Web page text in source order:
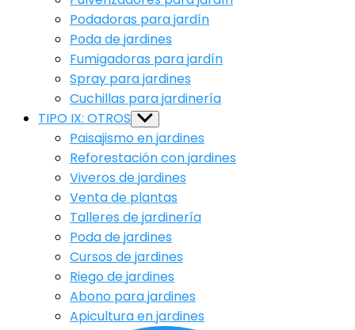
Podadoras para jardín
Poda de jardines
Fumigadoras para jardín
Spray para jardines
Cuchillas para jardinería
TIPO IX: OTROS Show
sub
menu
Paisajismo en jardines
Reforestación con jardines
Viveros de jardines
Venta de plantas
Talleres de jardinería
Poda de jardines
Cursos de jardines
Riego de jardines
Abono para jardines
Apicultura en jardines